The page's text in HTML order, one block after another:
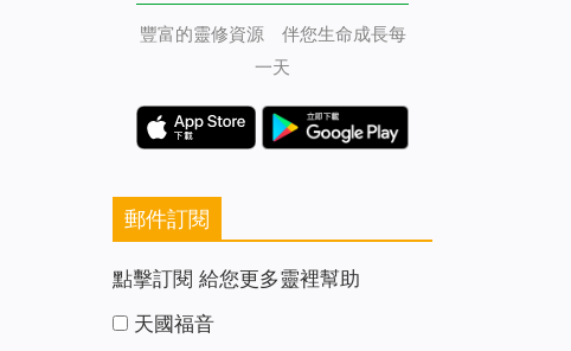
豐富的靈修資源 伴您生命成長每
一天
郵件訂閱
點擊訂閱 給您更多靈裡幫助
天國福音